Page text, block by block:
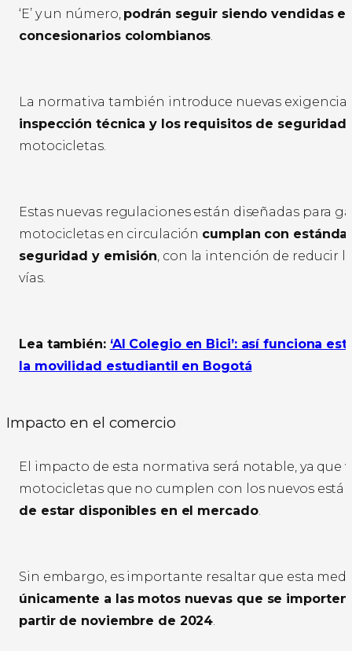
‘E’ y un número, podrán seguir siendo vendidas
concesionarios colombianos.
La normativa también introduce nuevas
inspección técnica y los requisitos de seguridad
motocicletas.
Estas nuevas regulaciones están diseñadas para
motocicletas en circulación cumplan con
seguridad y emisión, con la intención de reducir
vías.
Lea también: ‘Al Colegio en Bici’: así funciona
la movilidad estudiantil en Bogotá
Impacto en el comercio
El impacto de esta normativa será notable, ya que
motocicletas que no cumplen con los nuevos
de estar disponibles en el mercado.
Sin embargo, es importante resaltar que esta
únicamente a las motos nuevas que se importen
partir de noviembre de 2024.